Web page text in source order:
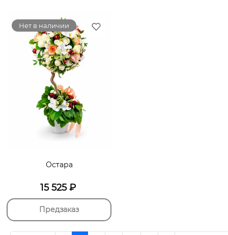
Нет в наличии
Остара
15 525₽
Предзаказ